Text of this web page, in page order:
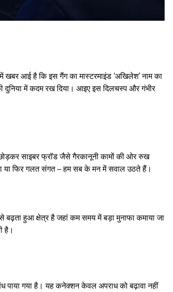
खबर आई है कि इस गैंग का मास्टरमाइंड ‘अखिलेश’ नाम का
दुनिया में कदम रख दिया। आइए इस दिलचस्प और गंभीर
साइबर फ्रॉड जैसे गैरकानूनी कामों की ओर रुख
या फिर गलत संगत – हम सब के मन में सवाल उठते हैं।
हुआ क्षेत्र है जहां कम समय में बड़ा मुनाफा कमाया जा
है।
गया है। यह कनेक्शन केवल अपराध को बढ़ावा नहीं